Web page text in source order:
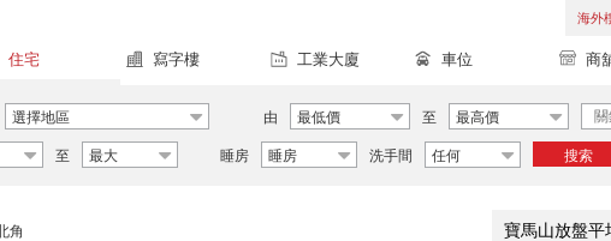
海外
住宅 寫字樓 工業大廈 車位 商
選擇地區 由 最低價 至 最高價
至 最大 睡房 睡房 洗手間 任何 搜索
角 寶馬山放盤平